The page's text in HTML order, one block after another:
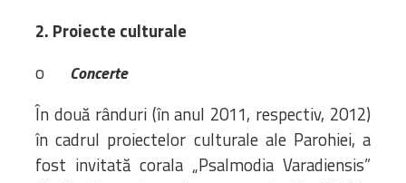
2. Proiecte culturale
o Concerte
În două rânduri (în anul 2011, respectiv, 2012)
în cadrul proiectelor culturale ale Parohiei, a
fost invitată corala „Psalmodia Varadiensis”